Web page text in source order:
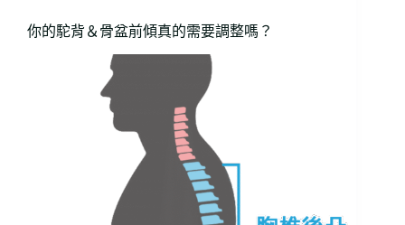
你的駝背＆骨盆前傾真的需要調整嗎？